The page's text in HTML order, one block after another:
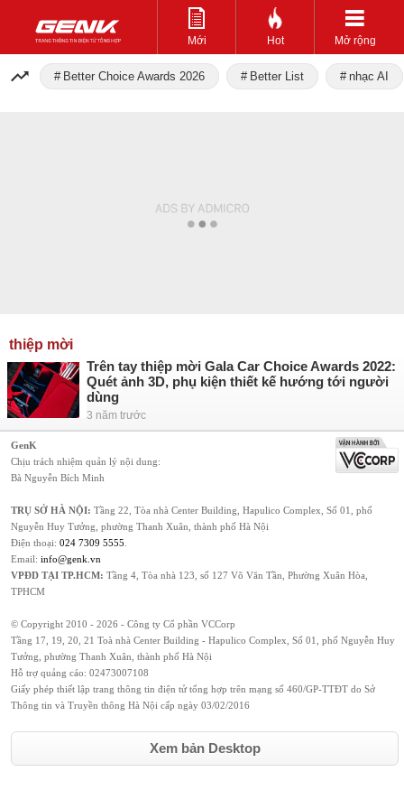
Mới Hot Mở rộng
Better Choice Awards 2026 Better List nhạc AI
thiệp mời
Trên tay thiệp mời Gala Car Choice Awards 2022:
Quét ảnh 3D, phụ kiện thiết kế hướng tới người
dùng
3 năm trước
GenK
Chịu trách nhiệm quản lý nội dung:
Bà Nguyễn Bích Minh
TRỤ SỞ HÀ NỘI: Tầng 22, Tòa nhà Center Building, Hapulico Complex, Số 01, phố
Nguyễn Huy Tưởng, phường Thanh Xuân, thành phố Hà Nội
Điện thoại: 024 7309 5555
Email: info@genk.vn
VPĐD TẠI TP.HCM: Tầng 4, Tòa nhà 123, số 127 Võ Văn Tần, Phường Xuân Hòa,
TPHCM
© Copyright 2010 - 2026 - Công ty Cổ phần VCCorp
Tầng 17, 19, 20, 21 Toà nhà Center Building - Hapulico Complex, Số 01, phố Nguyễn Huy
Tưởng, phường Thanh Xuân, thành phố Hà Nội
Hỗ trợ quảng cáo: 02473007108
Giấy phép thiết lập trang thông tin điện tử tổng hợp trên mạng số 460/GP-TTĐT do Sở
Thông tin và Truyền thông Hà Nội cấp ngày 03/02/2016
Xem bản Desktop